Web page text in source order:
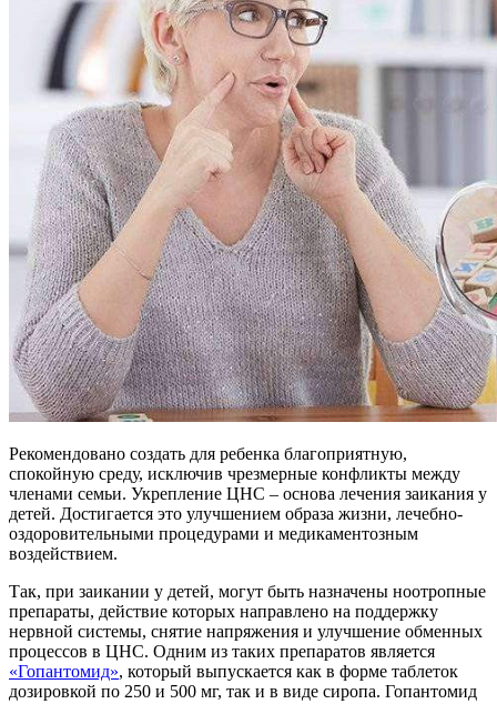
Рекомендовано создать для ребенка благоприятную,
спокойную среду, исключив чрезмерные конфликты между
членами семьи. Укрепление ЦНС – основа лечения заикания у
детей. Достигается это улучшением образа жизни, лечебно-
оздоровительными процедурами и медикаментозным
воздействием.
Так, при заикании у детей, могут быть назначены ноотропные
препараты, действие которых направлено на поддержку
нервной системы, снятие напряжения и улучшение обменных
процессов в ЦНС. Одним из таких препаратов является
«Гопантомид», который выпускается как в форме таблеток
дозировкой по 250 и 500 мг, так и в виде сиропа. Гопантомид